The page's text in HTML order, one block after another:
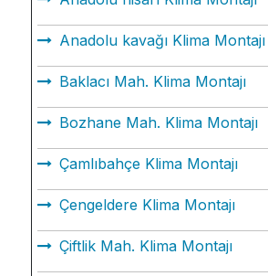
Anadolu kavağı Klima Montajı
Baklacı Mah. Klima Montajı
Bozhane Mah. Klima Montajı
Çamlıbahçe Klima Montajı
Çengeldere Klima Montajı
Çiftlik Mah. Klima Montajı